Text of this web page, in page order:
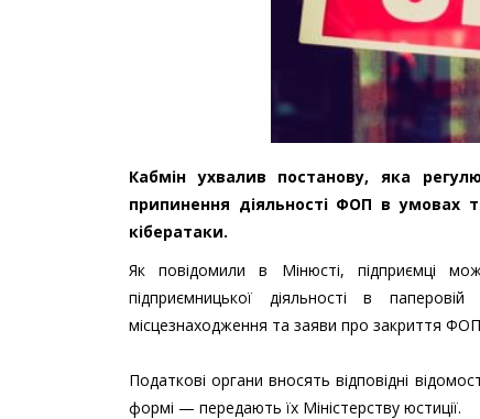
Кабмін ухвалив постанову, яка
припинення діяльності ФОП в умовах
кібератаки.
Як повідомили в Мінюсті, підприємці
підприємницької діяльності в
місцезнаходження та заяви про закриття
Податкові органи вносять відповідні
формі — передають їх Міністерству юстиції.